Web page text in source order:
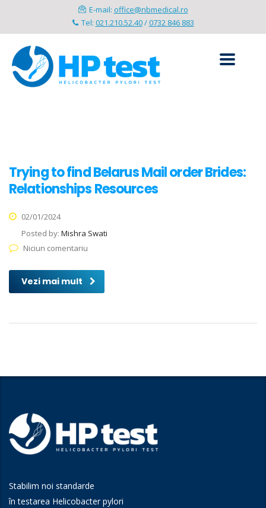
E-mail: office@nbmedical.ro
Tel: 021.210.52.40/0732 846 883
Trying to find Belarus Mail order Brides:
Relationships Resources
02/01/2024
Posted by: Mishra Swati
Niciun comentariu
Vezi mai mult
Stabilim noi standarde
în testarea Helicobacter pylori